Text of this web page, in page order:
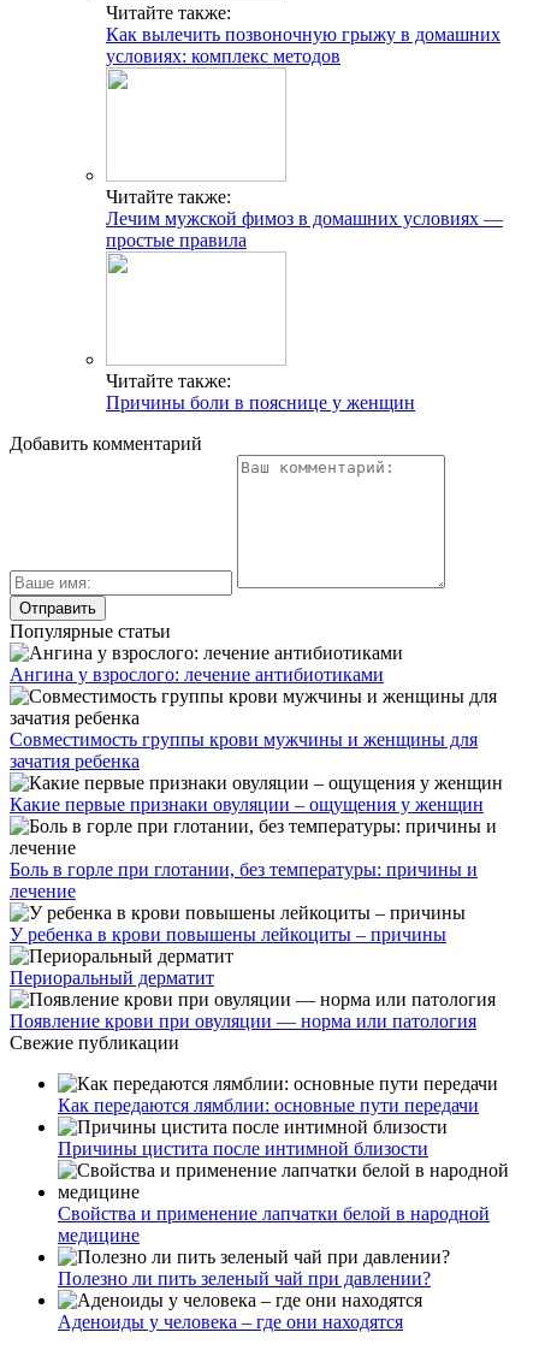
Читайте также:
Как вылечить позвоночную грыжу в домашних
условиях: комплекс методов
Читайте также:
Лечим мужской фимоз в домашних условиях —
простые правила
Читайте также:
Причины боли в пояснице у женщин
Добавить комментарий
Популярные статьи
Ангина у взрослого: лечение антибиотиками
Совместимость группы крови мужчины и женщины для
зачатия ребенка
Какие первые признаки овуляции – ощущения у женщин
Боль в горле при глотании, без температуры: причины и
лечение
У ребенка в крови повышены лейкоциты – причины
Периоральный дерматит
Появление крови при овуляции — норма или патология
Свежие публикации
Как передаются лямблии: основные пути передачи
Причины цистита после интимной близости
Свойства и применение лапчатки белой в народной
медицине
Полезно ли пить зеленый чай при давлении?
Аденоиды у человека – где они находятся